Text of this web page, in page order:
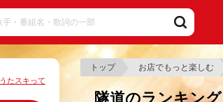
トップ お店でもっと楽しむ
隧道のランキング
うたスキって